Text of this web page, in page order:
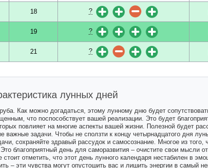
18 ?
19 ?
21 ?
лунных дней
Как можно догадаться, этому лунному дню будет
что поспособствует вашей реализации. Это будет
повлияет на многие аспекты вашей жизни. Полезной будет
важные задачи. Чтобы не сползти к концу четырнадцатого дня
сохраняйте здравый рассудок и самосознание. Многое из того,
благоприятный день для саморазвития – очистите свои мысли
отметить, что этот день лунного календаря нестабилен в
– эти чувства могут опустошить вас и лишить энергии в самый